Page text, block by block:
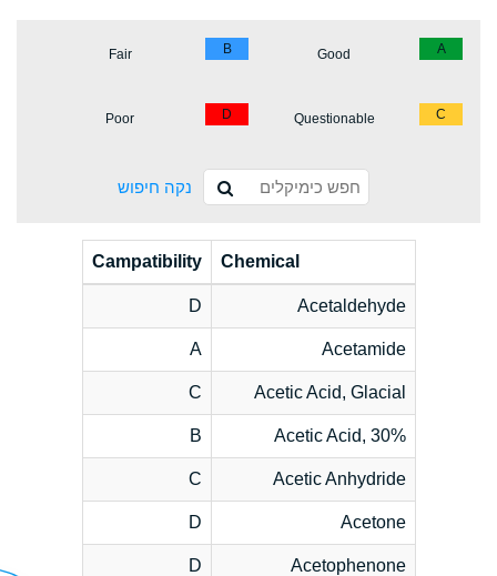
A
Good
B
Fair
C
Questionable
D
Poor
נקה חיפוש
Chemical
Campatibility
Acetaldehyde
D
Acetamide
A
Acetic Acid, Glacial
C
Acetic Acid, 30%
B
Acetic Anhydride
C
Acetone
D
Acetophenone
D